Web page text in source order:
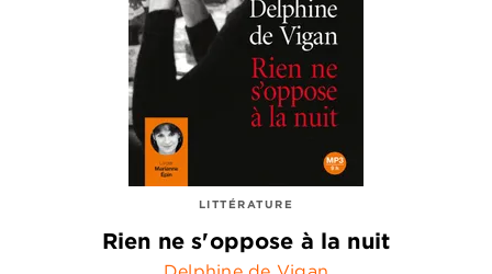
LITTÉRATURE
Rien ne s'oppose à la nuit